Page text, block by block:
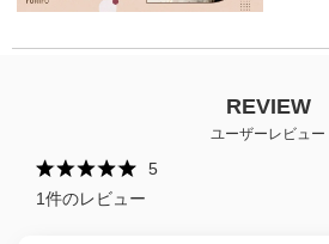
REVIEW
ユーザーレビュー
5
1件のレビュー